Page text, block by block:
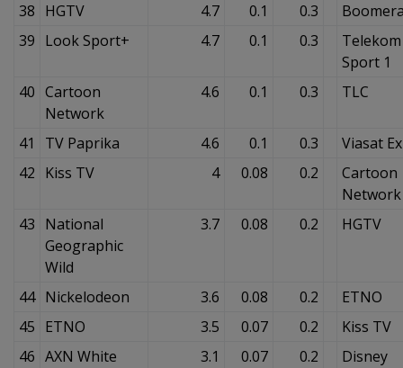
38 HGTV 4.7 0.1 0.3
39 Look Sport+ 4.7 0.1 0.3
Telekom
Sport 1
40 Cartoon
Network
4.6 0.1 0.3 TLC
41 TV Paprika 4.6 0.1 0.3
Viasat
42 Kiss TV 4 0.08 0.2
Cartoon
Network
43 National
Geographic
Wild
3.7 0.08 0.2 HGTV
44 Nickelodeon 3.6 0.08 0.2
ETNO
45 ETNO 3.5 0.07 0.2
Kiss TV
46 AXN White 3.1 0.07 0.2
Disney